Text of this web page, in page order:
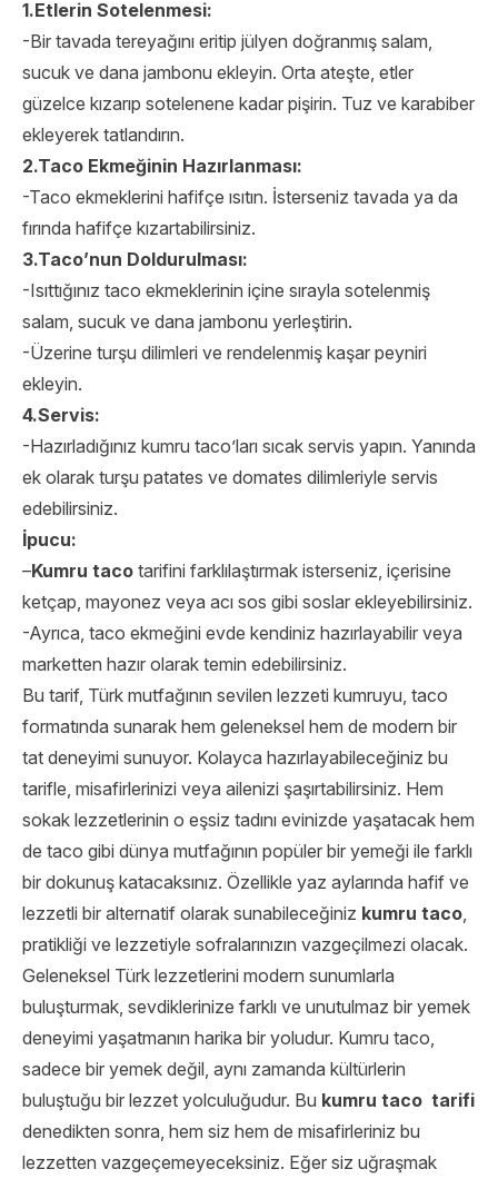
1.Etlerin Sotelenmesi:
-Bir tavada tereyağını eritip jülyen doğranmış salam,
sucuk ve dana jambonu ekleyin. Orta ateşte, etler
güzelce kızarıp sotelenene kadar pişirin. Tuz ve karabiber
ekleyerek tatlandırın.
2.Taco Ekmeğinin Hazırlanması:
-Taco ekmeklerini hafifçe ısıtın. İsterseniz tavada ya da
fırında hafifçe kızartabilirsiniz.
3.Taco’nun Doldurulması:
-Isıttığınız taco ekmeklerinin içine sırayla sotelenmiş
salam, sucuk ve dana jambonu yerleştirin.
-Üzerine turşu dilimleri ve rendelenmiş kaşar peyniri
ekleyin.
4.Servis:
-Hazırladığınız kumru taco’ları sıcak servis yapın. Yanında
ek olarak turşu patates ve domates dilimleriyle servis
edebilirsiniz.
İpucu:
–Kumru taco tarifini farklılaştırmak isterseniz, içerisine
ketçap, mayonez veya acı sos gibi soslar ekleyebilirsiniz.
-Ayrıca, taco ekmeğini evde kendiniz hazırlayabilir veya
marketten hazır olarak temin edebilirsiniz.
Bu tarif, Türk mutfağının sevilen lezzeti kumruyu, taco
formatında sunarak hem geleneksel hem de modern bir
tat deneyimi sunuyor. Kolayca hazırlayabileceğiniz bu
tarifle, misafirlerinizi veya ailenizi şaşırtabilirsiniz. Hem
sokak lezzetlerinin o eşsiz tadını evinizde yaşatacak hem
de taco gibi dünya mutfağının popüler bir yemeği ile farklı
bir dokunuş katacaksınız. Özellikle yaz aylarında hafif ve
lezzetli bir alternatif olarak sunabileceğiniz kumru taco,
pratikliği ve lezzetiyle sofralarınızın vazgeçilmezi olacak.
Geleneksel Türk lezzetlerini modern sunumlarla
buluşturmak, sevdiklerinize farklı ve unutulmaz bir yemek
deneyimi yaşatmanın harika bir yoludur. Kumru taco,
sadece bir yemek değil, aynı zamanda kültürlerin
buluştuğu bir lezzet yolculuğudur. Bu kumru taco tarifi
denedikten sonra, hem siz hem de misafirleriniz bu
lezzetten vazgeçemeyeceksiniz. Eğer siz uğraşmak